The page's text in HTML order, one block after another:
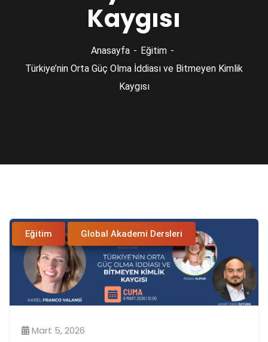
Kaygısı
Anasayfa
Eğitim
Türkiye’nin Orta Güç Olma İddiası ve Bitmeyen Kimlik
Kaygısı
Eğitim Global Akademi Dersleri
Mart 5, 2026